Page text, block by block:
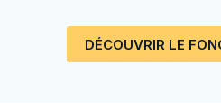
DÉCOUVRIR LE